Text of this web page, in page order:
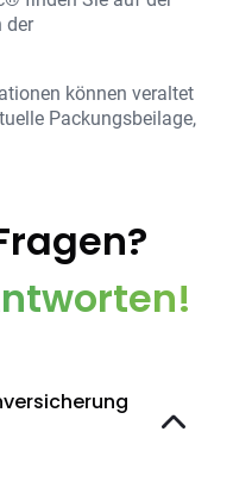
der
können veraltet
Packungsbeilage,